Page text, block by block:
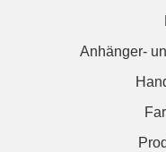
Anhänger-